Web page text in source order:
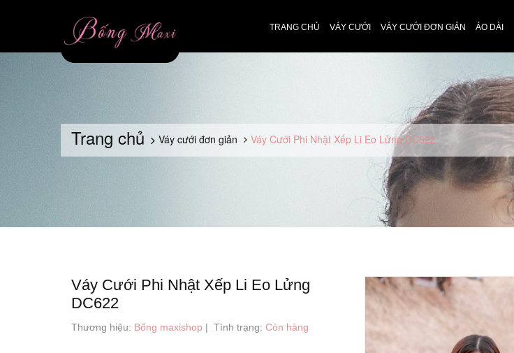
TRANG CHỦ VÁY CƯỚI VÁY CƯỚI ĐƠN GIẢN ÁO DÀI
Trang chủ Váy cưới đơn giản Váy Cưới Phi Nhật Xếp Li Eo Lửng DC622
Váy Cưới Phi Nhật Xếp Li Eo Lửng
DC622
Thương hiệu: Bống maxishop | Tình trạng: Còn hàng